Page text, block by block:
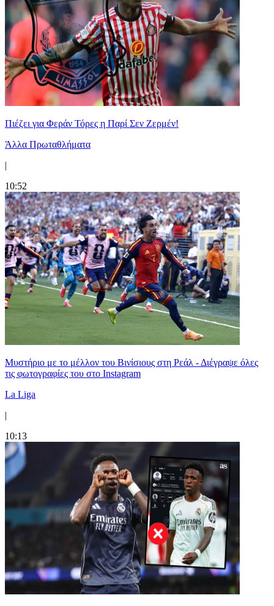
Πιέζει για Φεράν Τόρες η Παρί Σεν Ζερμέν!
Άλλα Πρωταθλήματα
|
10:52
Μυστήριο με το μέλλον του Βινίσιους στη Ρεάλ - Διέγραψε όλες
τις φωτογραφίες του στο Instagram
La Liga
|
10:13